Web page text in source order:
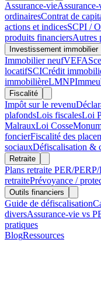
Assurance-vie
ordinairesContrat de
actions et indicesSCPI /
produits financiersAutres
Investissement immobilier
Immobilier neufVEFA
locatifSCICrédit
immobilièreLMNP
Fiscalité
Impôt sur le revenu
plafondsLois fiscalesLoi
MalrauxLoi Cosse
foncierFiscalité des
sociauxDéfiscalisation &
Retraite
Plans retraite PER/PERP/
retraitePrévoyance /
Outils financiers
Guide de défiscalisation
diversAssurance-vie vs
pratiques
BlogRessources